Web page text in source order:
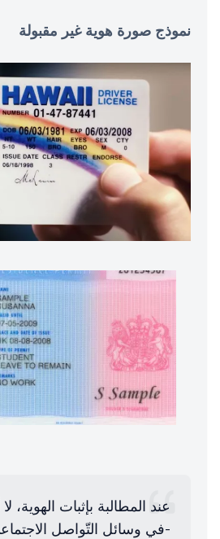
نموذج صورة هوية غير مقبولة
عند المطالبة بإثبات الهوية،
-في وسائل التّواصل